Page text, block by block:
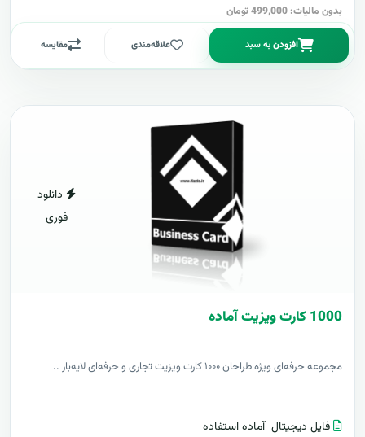
بدون مالیات: 499,000 تومان
افزودن به سبد علاقه‌مندی مقایسه
دانلود
فوری
1000 کارت ويزيت آماده
مجموعه حرفه‌ای ویژه طراحان ۱۰۰۰ کارت ویزیت تجاری و حرفه‌ای لایه‌باز ..
فایل دیجیتال آماده استفاده